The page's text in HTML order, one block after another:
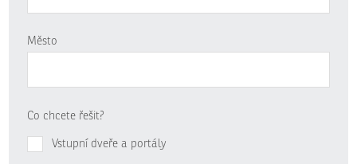
Město
Co chcete řešit?
Vstupní dveře a portály